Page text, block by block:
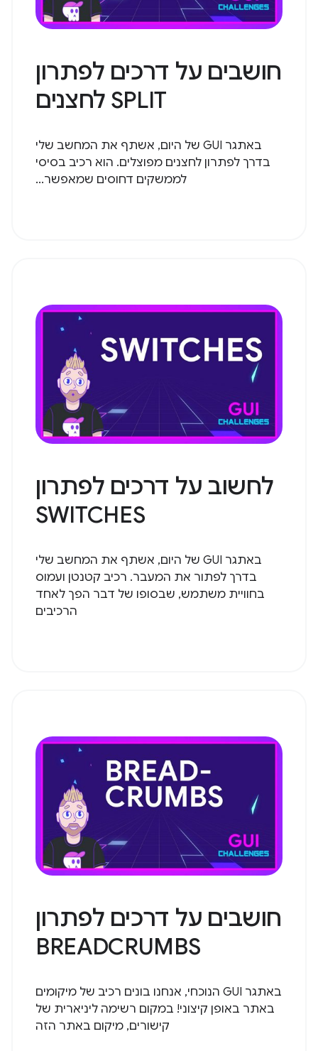
חושבים על דרכים לפתרון
SPLIT לחצנים
באתגר GUI של היום, אשתף את המחשב שלי
בדרך לפתרון לחצנים מפוצלים. הוא רכיב בסיסי
לממשקים דחוסים שמאפשר...
לחשוב על דרכים לפתרון
SWITCHES
באתגר GUI של היום, אשתף את המחשב שלי
בדרך לפתור את המעבר. רכיב קטנטן ועמוס
בחוויית משתמש, שבסופו של דבר הפך לאחד
הרכיבים
חושבים על דרכים לפתרון
BREADCRUMBS
באתגר GUI הנוכחי, אנחנו בונים רכיב של מיקומים
באתר באופן קיצוני! במקום רשימה ליניארית של
קישורים, מיקום באתר הזה